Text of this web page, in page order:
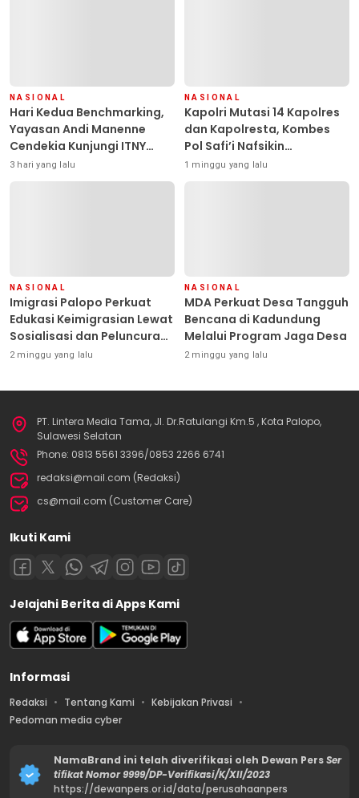
NASIONAL
Hari Kedua Benchmarking,
Yayasan Andi Manenne
Cendekia Kunjungi ITNY
Yogyakarta
3 hari yang lalu
NASIONAL
Kapolri Mutasi 14 Kapolres
dan Kapolresta, Kombes
Pol Safi’i Nafsikin
Mengemban Amanah
Pimpin Polresta Kendari
1 minggu yang lalu
NASIONAL
Imigrasi Palopo Perkuat
Edukasi Keimigrasian Lewat
Sosialisasi dan Peluncuran
Inovasi Chatbot “IT CHIKA”
2 minggu yang lalu
NASIONAL
MDA Perkuat Desa Tangguh
Bencana di Kadundung
Melalui Program Jaga Desa
2 minggu yang lalu
PT. Lintera Media Tama, Jl. Dr.Ratulangi Km.5 , Kota Palopo,
Sulawesi Selatan
Phone: 0813 5561 3396/0853 2266 6741
redaksi@mail.com (Redaksi)
cs@mail.com (Customer Care)
Ikuti Kami
Jelajahi Berita di Apps Kami
Informasi
Redaksi Tentang Kami
Kebijakan Privasi
Pedoman media cyber
NamaBrand ini telah diverifikasi oleh Dewan PersSer
tifikat Nomor 9999/DP-Verifikasi/K/XII/2023
https://dewanpers.or.id/data/perusahaanpers